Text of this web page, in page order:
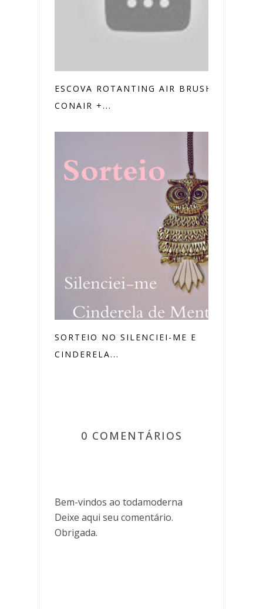
ESCOVA ROTANTING AIR BRUSH
CONAIR +...
SORTEIO NO SILENCIEI-ME E
CINDERELA...
0 COMENTÁRIOS
Bem-vindos ao todamoderna
Deixe aqui seu comentário.
Obrigada.